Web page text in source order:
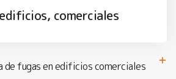
comerciales
de fugas en edificios comerciales